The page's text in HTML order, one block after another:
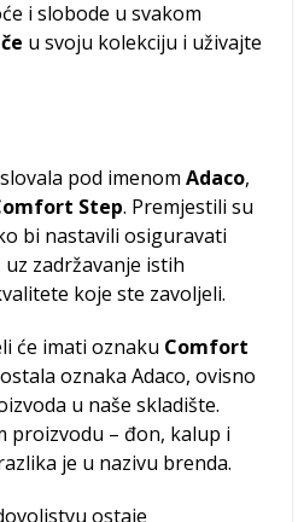
i slobode u svakom
u svoju kolekciju i uživajte
pod imenomAdaco,
Step. Premjestili su
bi nastavili osiguravati
zadržavanje istih
koje ste zavoljeli.
će imati oznaku Comfort
oznaka Adaco, ovisno
u naše skladište.
proizvodu – đon, kalup i
je u nazivu brenda.
ostaje